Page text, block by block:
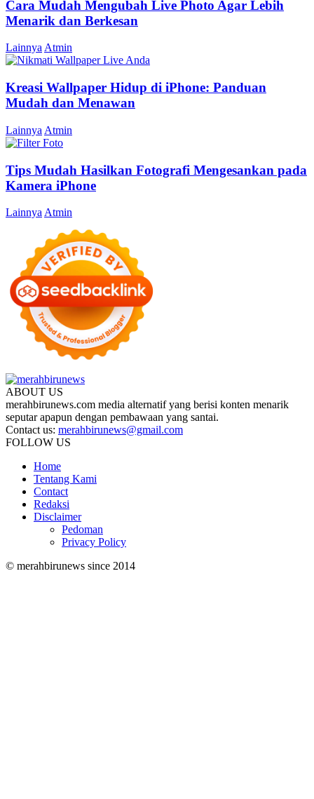
Cara Mudah Mengubah Live Photo Agar Lebih
Menarik dan Berkesan
LainnyaAtmin
Kreasi Wallpaper Hidup di iPhone: Panduan
Mudah dan Menawan
Lainnya Atmin
Tips Mudah Hasilkan Fotografi Mengesankan pada
Kamera iPhone
Lainnya Atmin
ABOUT US
merahbirunews.com media alternatif yang berisi konten menarik
seputar apapun dengan pembawaan yang santai.
Contact us: merahbirunews@gmail.com
FOLLOW US
Home
Tentang Kami
Contact
Redaksi
Disclaimer
Pedoman
Privacy Policy
© merahbirunews since 2014